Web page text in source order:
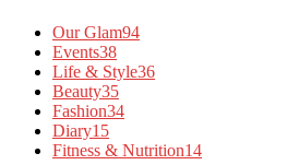
Our Glam94
Events38
Life & Style36
Beauty35
Fashion34
Diary15
Fitness & Nutrition14